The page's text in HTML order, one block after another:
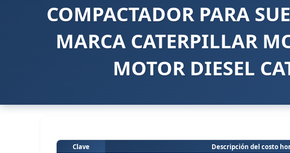
COMPACTADOR PARA
MARCA CATERPILLAR
MOTOR DIESEL
Clave Descripción del costo